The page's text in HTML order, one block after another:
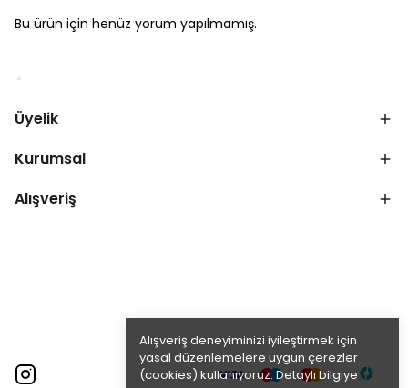
Alışveriş deneyiminizi iyileştirmek için
yasal düzenlemelere uygun çerezler
(cookies) kullanıyoruz. Detaylı bilgiye
Bu ürün için henüz yorum yapılmamış.
Üyelik
Kurumsal
Alışveriş